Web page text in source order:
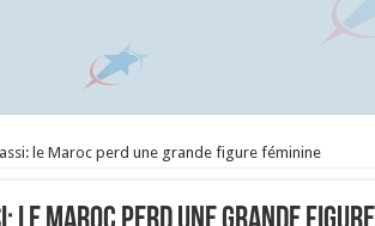
le Maroc perd une grande figure féminine